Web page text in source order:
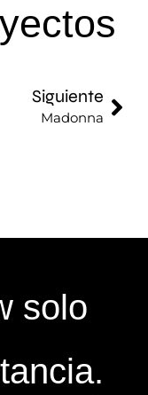
Siguiente
Madonna
solo